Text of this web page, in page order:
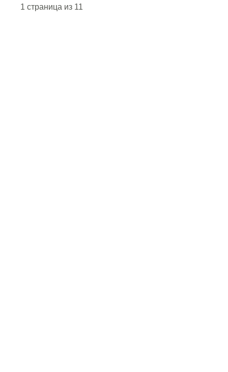
1 страница из 11